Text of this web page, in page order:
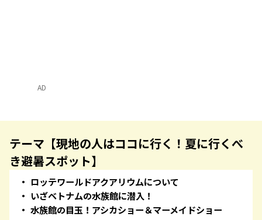
AD
テーマ【現地の人はココに行く！夏に行くべ
き避暑スポット】
ロッテワールドアクアリウムについて
いざベトナムの水族館に潜入！
水族館の目玉！アシカショー＆マーメイドショー